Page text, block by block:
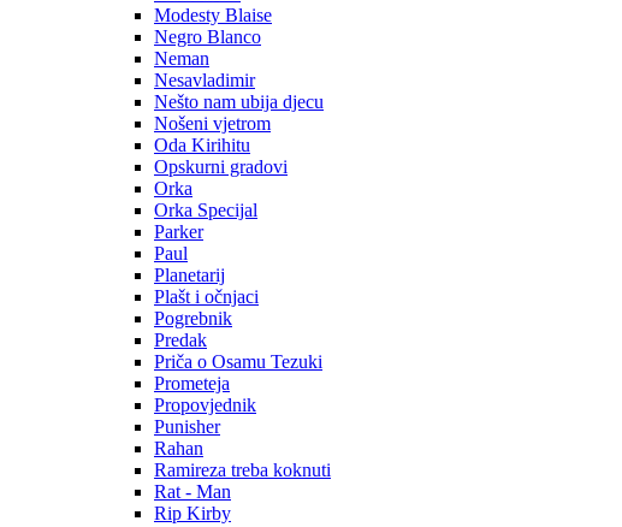
Modesty Blaise
Negro Blanco
Neman
Nesavladimir
Nešto nam ubija djecu
Nošeni vjetrom
Oda Kirihitu
Opskurni gradovi
Orka
Orka Specijal
Parker
Paul
Planetarij
Plašt i očnjaci
Pogrebnik
Predak
Priča o Osamu Tezuki
Prometeja
Propovjednik
Punisher
Rahan
Ramireza treba koknuti
Rat - Man
Rip Kirby